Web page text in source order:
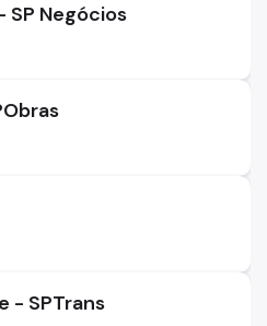
SP Negócios
- SPTrans